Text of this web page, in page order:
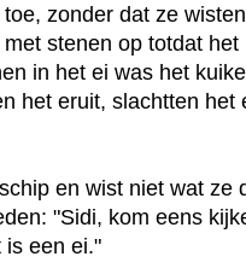
zonder dat ze
stenen op totdat
in het ei was het
het eruit, slachtten
en wist niet wat ze
"Sidi, kom eens
is een ei."